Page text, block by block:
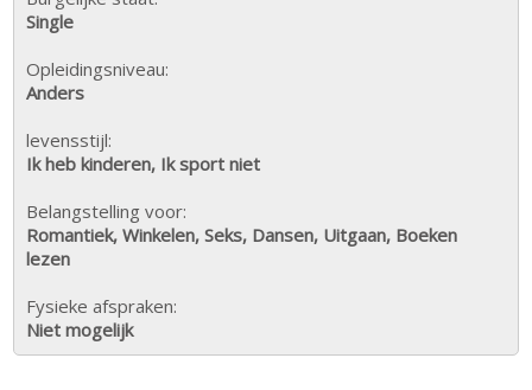
Single
Opleidingsniveau:
Anders
levensstijl:
Ik heb kinderen, Ik sport niet
Belangstelling voor:
Romantiek, Winkelen, Seks, Dansen, Uitgaan, Boeken
lezen
Fysieke afspraken:
Niet mogelijk